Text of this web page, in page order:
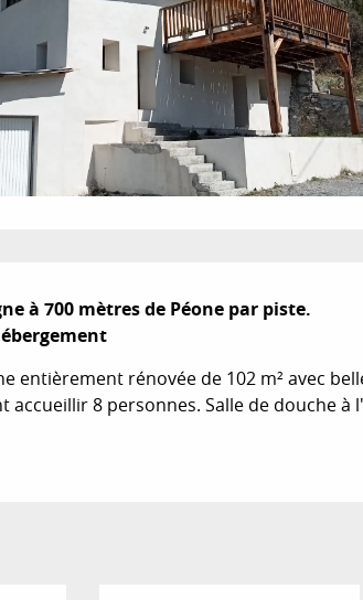
à 700 mètres de Péone par piste.
entièrement rénovée de 102 m² avec
accueillir 8 personnes. Salle de douche à